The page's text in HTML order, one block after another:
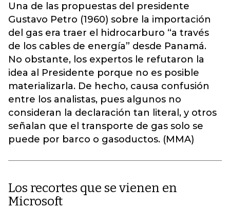
Una de las propuestas del presidente
Gustavo Petro (1960) sobre la importación
del gas era traer el hidrocarburo “a través
de los cables de energía” desde Panamá.
No obstante, los expertos le refutaron la
idea al Presidente porque no es posible
materializarla. De hecho, causa confusión
entre los analistas, pues algunos no
consideran la declaración tan literal, y otros
señalan que el transporte de gas solo se
puede por barco o gasoductos. (MMA)
Los recortes que se vienen en
Microsoft